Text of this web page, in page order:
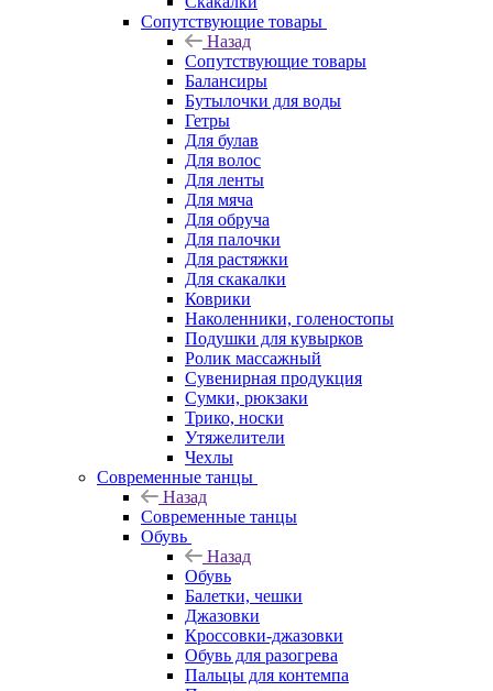
Сопутствующие товары
Назад
Сопутствующие товары
Балансиры
Бутылочки для воды
Гетры
Для булав
Для волос
Для ленты
Для мяча
Для обруча
Для палочки
Для растяжки
Для скакалки
Коврики
Наколенники, голеностопы
Подушки для кувырков
Ролик массажный
Сувенирная продукция
Сумки, рюкзаки
Трико, носки
Утяжелители
Чехлы
Современные танцы
Назад
Современные танцы
Обувь
Назад
Обувь
Балетки, чешки
Джазовки
Кроссовки-джазовки
Обувь для разогрева
Пальцы для контемпа